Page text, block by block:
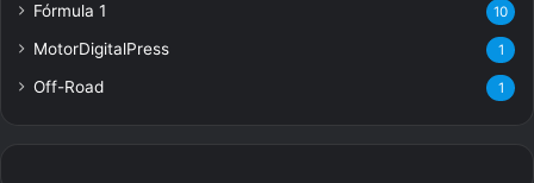
Fórmula 1 10
MotorDigitalPress 1
Off-Road 1